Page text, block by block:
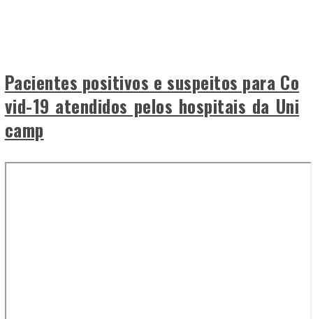
Pacientes positivos e suspeitos para Co
vid-19 atendidos pelos hospitais da Uni
camp